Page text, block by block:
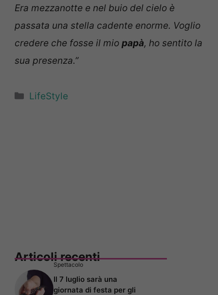
Era mezzanotte e nel buio del cielo è
passata una stella cadente enorme. Voglio
credere che fosse il mio papà, ho sentito la
sua presenza.”
Categorie
LifeStyle
Articoli recenti
Spettacolo
Il 7 luglio sarà una
giornata di festa per gli